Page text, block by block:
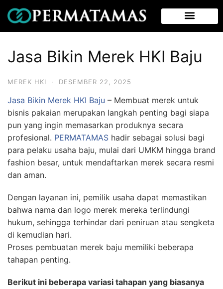
Jasa Bikin Merek HKI Baju
MEREK HKI · DESEMBER 22, 2025
Jasa Bikin Merek HKI Baju – Membuat merek untuk
bisnis pakaian merupakan langkah penting bagi siapa
pun yang ingin memasarkan produknya secara
profesional. PERMATAMAS hadir sebagai solusi bagi
para pelaku usaha baju, mulai dari UMKM hingga brand
fashion besar, untuk mendaftarkan merek secara resmi
dan aman.
Dengan layanan ini, pemilik usaha dapat memastikan
bahwa nama dan logo merek mereka terlindungi
hukum, sehingga terhindar dari peniruan atau sengketa
di kemudian hari.
Proses pembuatan merek baju memiliki beberapa
tahapan penting.
Berikut ini beberapa variasi tahapan yang biasanya